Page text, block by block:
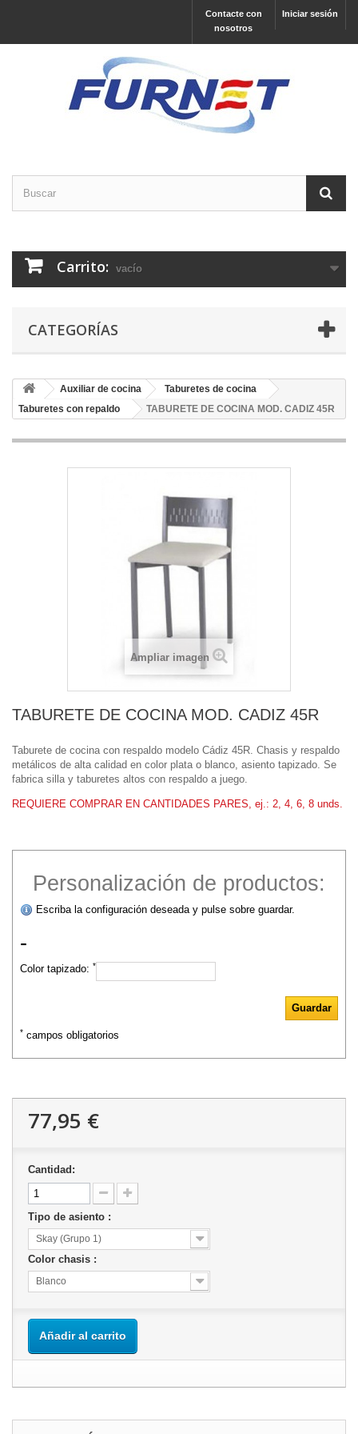
Iniciar sesión
Contacte con
nosotros
Carrito: vacío
CATEGORÍAS
Auxiliar de cocina
Taburetes de cocina
Taburetes con repaldo
TABURETE DE COCINA MOD. CADIZ 45R
Ampliar imagen
TABURETE DE COCINA MOD. CADIZ 45R
Taburete de cocina con respaldo modelo Cádiz 45R. Chasis y respaldo
metálicos de alta calidad en color plata o blanco, asiento tapizado. Se
fabrica silla y taburetes altos con respaldo a juego.
REQUIERE COMPRAR EN CANTIDADES PARES, ej.: 2, 4, 6, 8 unds.
Personalización de productos:
Escriba la configuración deseada y pulse sobre guardar.
-
Color tapizado:*
* campos obligatorios
77,95 €
Cantidad:
Tipo de asiento :
Skay (Grupo 1)
Color chasis :
Blanco
Añadir al carrito